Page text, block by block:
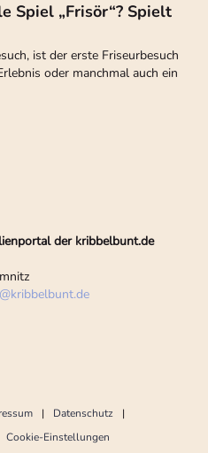
Spiel „Frisör“? Spielt
ist der erste Friseurbesuch
oder manchmal auch ein
der kribbelbunt.de
@kribbelbunt.de
Datenschutz
Cookie-Einstellungen